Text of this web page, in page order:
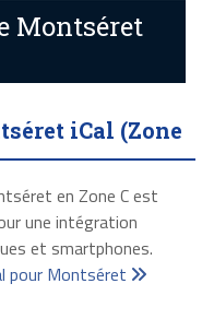
Montséret
iCal (Zone
en Zone C est
une intégration
et smartphones.
pour Montséret